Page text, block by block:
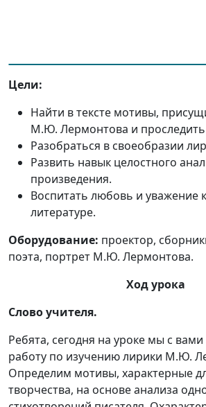
Цели:
Найти в тексте мотивы,
М.Ю. Лермонтова и
Разобраться в своеобразии
Развить навык целостного
произведения.
Воспитать любовь и уважение
литературе.
Оборудование: проектор,
поэта, портрет М.Ю. Лермонтова.
Ход урока
Слово учителя.
Ребята, сегодня на уроке мы с
работу по изучению лирики М.Ю.
Определим мотивы, характерные
творчества, на основе анализа